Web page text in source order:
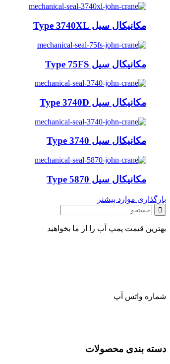
مکانیکال سیل Type 3740XL
مکانیکال سیل Type 75FS
مکانیکال سیل Type 3740D
مکانیکال سیل Type 3740
مکانیکال سیل Type 5870
بارگذاری موارد بیشتر
بهترین قیمت پمپ آب را از ما بخواهید
شماره واتس آپ
دسته بندی محصولات